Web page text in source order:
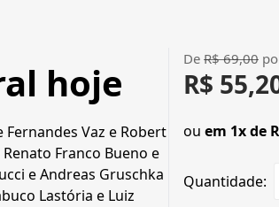
hoje
Fernandes Vaz e Robert
Renato Franco Bueno e
eAndreas Gruschka
Lastória e Luiz
De R$ 69,00
R$
ou em 1x de
Quantidade: